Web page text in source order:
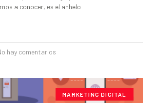
a conocer, es el anhelo
hay comentarios
MARKETING DIGITAL